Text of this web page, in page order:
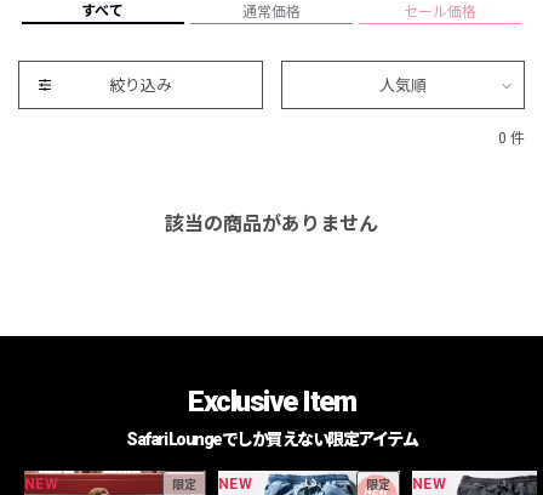
すべて 通常価格 セール価格
絞り込み 人気順
0 件
該当の商品がありません
Exclusive Item
Safari Loungeでしか買えない限定アイテム
NEW 限定 NEW 限定 NEW